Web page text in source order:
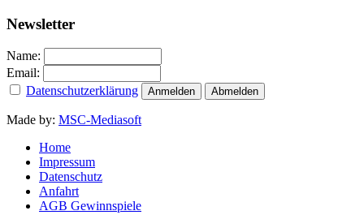
Newsletter
Name:
Email:
Datenschutzerklärung
Made by: MSC-Mediasoft
Home
Impressum
Datenschutz
Anfahrt
AGB Gewinnspiele